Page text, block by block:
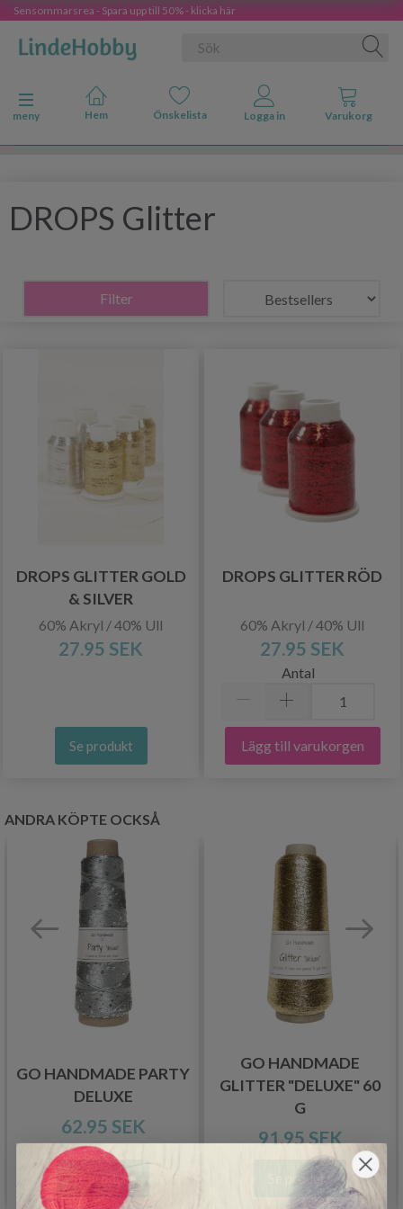
Sensommarsrea - Spara upp till 50% - klicka här
Ändra navigering
meny
DROPS Glitter
Filter
DROPS GLITTER GOLD
& SILVER
60% Akryl / 40% Ull
27.95 SEK
Se produkt
DROPS GLITTER RÖD
60% Akryl / 40% Ull
27.95 SEK
Antal
Lägg till varukorgen
ANDRA KÖPTE OCKSÅ
GO HANDMADE PARTY
DELUXE
62.95 SEK
Se produkt
GO HANDMADE
GLITTER "DELUXE" 60
G
91.95 SEK
Se produkt